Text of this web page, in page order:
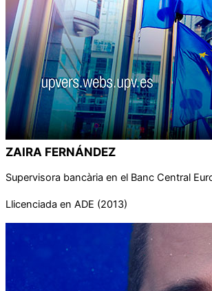
ZAIRA FERNÁNDEZ
Supervisora bancària en el Banc Central
Llicenciada en ADE (2013)